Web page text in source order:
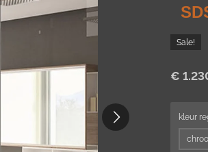
Sale!
€
kleur